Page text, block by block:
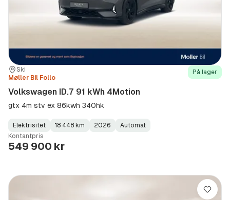
Sted:
Ski
Forhandler:
Møller Bil Follo
På lager
Volkswagen ID.7 91 kWh 4Motion
gtx 4m stv ex 86kwh 340hk
Fuel
Type:
Elektrisitet
Kilometerstand:
18 448 km
Model
Year:
2026
Gearbox
Type:
Automat
Kontantpris
549 900 kr
Lagre